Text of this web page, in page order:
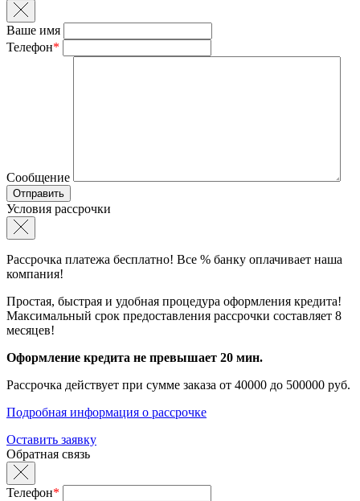
Ваше имя
Телефон*
Сообщение
Условия рассрочки
Рассрочка платежа бесплатно! Все % банку оплачивает наша
компания!
Простая, быстрая и удобная процедура оформления кредита!
Максимальный срок предоставления рассрочки составляет 8
месяцев!
Оформление кредита не превышает 20 мин.
Рассрочка действует при сумме заказа от 40000 до 500000 руб.
Подробная информация о рассрочке
Оставить заявку
Обратная связь
Телефон*